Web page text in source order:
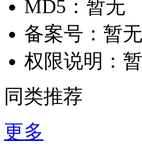
MD5： 暂无
备案号： 暂无
权限说明：
同类推荐
更多